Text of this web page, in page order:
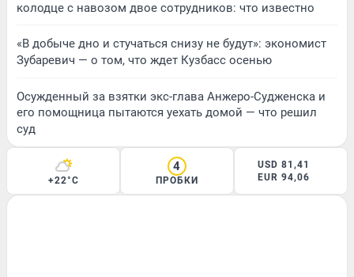
колодце с навозом двое сотрудников: что известно
«В добыче дно и стучаться снизу не будут»: экономист
Зубаревич — о том, что ждет Кузбасс осенью
Осужденный за взятки экс-глава Анжеро-Судженска и
его помощница пытаются уехать домой — что решил
суд
+22°C
4
ПРОБКИ
USD 81,41
EUR 94,06